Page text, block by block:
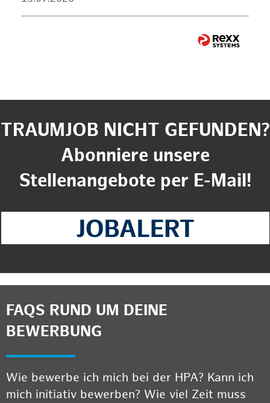
TRAUMJOB NICHT GEFUNDEN?
Abonniere unsere
Stellenangebote per E-Mail!
FAQS RUND UM DEINE
BEWERBUNG
Wie bewerbe ich mich bei der HPA? Kann ich
mich initiativ bewerben? Wie viel Zeit muss